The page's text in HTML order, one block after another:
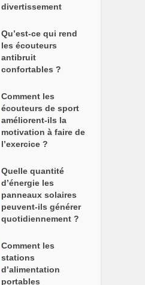
divertissement
Qu’est-ce qui rend
les écouteurs
antibruit
confortables ?
Comment les
écouteurs de sport
améliorent-ils la
motivation à faire de
l’exercice ?
Quelle quantité
d’énergie les
panneaux solaires
peuvent-ils générer
quotidiennement ?
Comment les
stations
d’alimentation
portables